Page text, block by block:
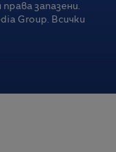
запазени.
Group. Всички